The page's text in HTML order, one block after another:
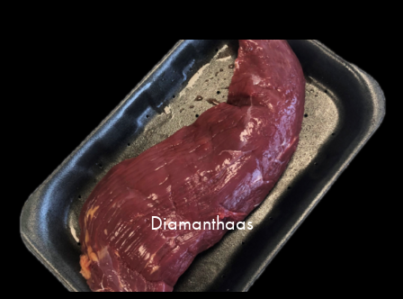
Diamanthaas